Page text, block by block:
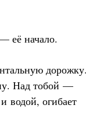
её начало.
дорожку.
Над тобой —
водой, огибает